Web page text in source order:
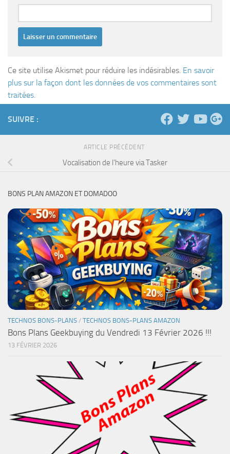
Ce site utilise Akismet pour réduire les indésirables. En savoir
plus sur la façon dont les données de vos commentaires sont
traitées.
SUIVRE :
ARTICLE PRÉCÉDENT
Vocalisation de l’heure via Tasker
BONS PLAN AMAZON ET DOMADOO
TECHNOS BONS-PLANS / TECHNOS BONS-PLANS AMAZON
Bons Plans Geekbuying du Vendredi 13 Février 2026 !!!
13 FÉVRIER 2026